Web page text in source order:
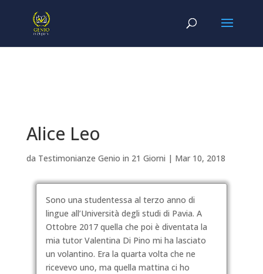
Alice Leo
da Testimonianze Genio in 21 Giorni | Mar 10, 2018
Sono una studentessa al terzo anno di
lingue all’Università degli studi di Pavia. A
Ottobre 2017 quella che poi è diventata la
mia tutor Valentina Di Pino mi ha lasciato
un volantino. Era la quarta volta che ne
ricevevo uno, ma quella mattina ci ho